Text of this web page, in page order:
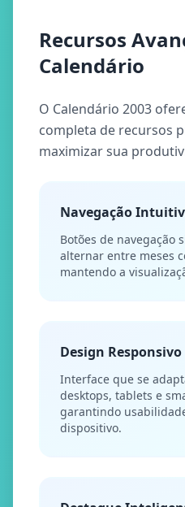
Recursos
Calendário
O Calendário 2003
completa de recursos
maximizar sua
Navegação
Botões de navegação
alternar entre meses
mantendo a
Design Responsivo
Interface que se
desktops, tablets e
garantindo
dispositivo.